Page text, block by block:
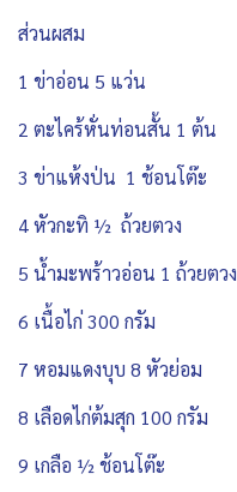
ส่วนผสม
1 ข่าอ่อน 5 แว่น
2 ตะไคร้หั่นท่อนสั้น 1 ต้น
3 ข่าแห้งป่น 1 ช้อนโต๊ะ
4 หัวกะทิ ½ ถ้วยตวง
5 น้ำมะพร้าวอ่อน 1 ถ้วยตวง
6 เนื้อไก่ 300 กรัม
7 หอมแดงบุบ 8 หัวย่อม
8 เลือดไก่ต้มสุก 100 กรัม
9 เกลือ ½ ช้อนโต๊ะ